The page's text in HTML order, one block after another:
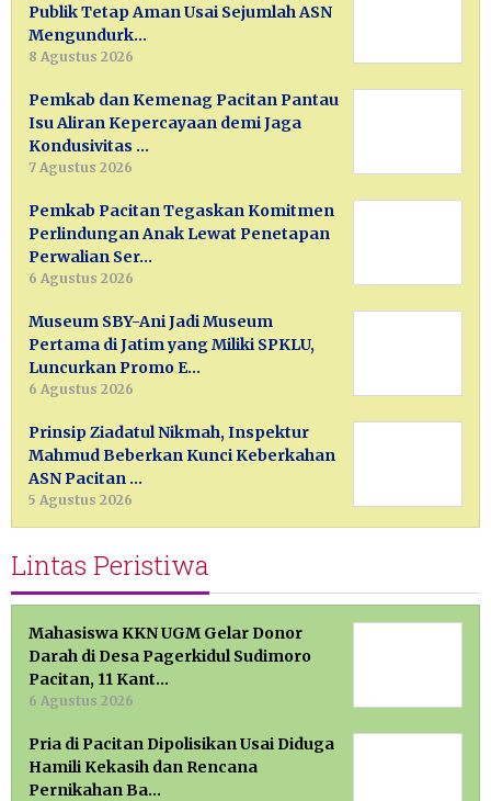
Publik Tetap Aman Usai Sejumlah ASN
Mengundurk…
8 Agustus 2026
Pemkab dan Kemenag Pacitan Pantau
Isu Aliran Kepercayaan demi Jaga
Kondusivitas …
7 Agustus 2026
Pemkab Pacitan Tegaskan Komitmen
Perlindungan Anak Lewat Penetapan
Perwalian Ser…
6 Agustus 2026
Museum SBY-Ani Jadi Museum
Pertama di Jatim yang Miliki SPKLU,
Luncurkan Promo E…
6 Agustus 2026
Prinsip Ziadatul Nikmah, Inspektur
Mahmud Beberkan Kunci Keberkahan
ASN Pacitan …
5 Agustus 2026
Lintas Peristiwa
Mahasiswa KKN UGM Gelar Donor
Darah di Desa Pagerkidul Sudimoro
Pacitan, 11 Kant…
6 Agustus 2026
Pria di Pacitan Dipolisikan Usai Diduga
Hamili Kekasih dan Rencana
Pernikahan Ba…